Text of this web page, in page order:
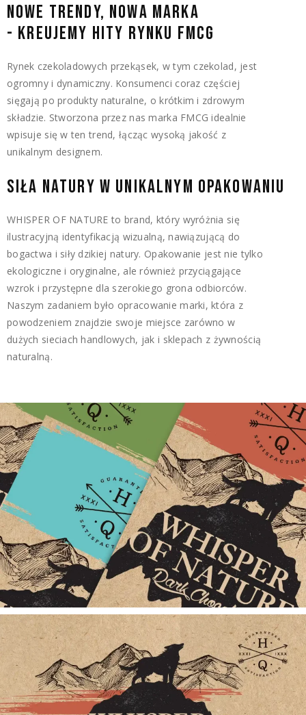
NOWE TRENDY, NOWA MARKA
- KREUJEMY HITY RYNKU FMCG
Rynek czekoladowych przekąsek, w tym czekolad, jest
ogromny i dynamiczny. Konsumenci coraz częściej
sięgają po produkty naturalne, o krótkim i zdrowym
składzie. Stworzona przez nas marka FMCG idealnie
wpisuje się w ten trend, łącząc wysoką jakość z
unikalnym designem.
SIŁA NATURY W UNIKALNYM OPAKOWANIU
WHISPER OF NATURE to brand, który wyróżnia się
ilustracyjną identyfikacją wizualną, nawiązującą do
bogactwa i siły dzikiej natury. Opakowanie jest nie tylko
ekologiczne i oryginalne, ale również przyciągające
wzrok i przystępne dla szerokiego grona odbiorców.
Naszym zadaniem było opracowanie marki, która z
powodzeniem znajdzie swoje miejsce zarówno w
dużych sieciach handlowych, jak i sklepach z żywnością
naturalną.